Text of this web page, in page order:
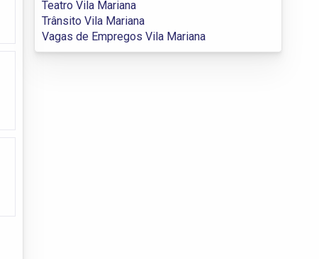
Teatro Vila Mariana
Trânsito Vila Mariana
Vagas de Empregos Vila Mariana